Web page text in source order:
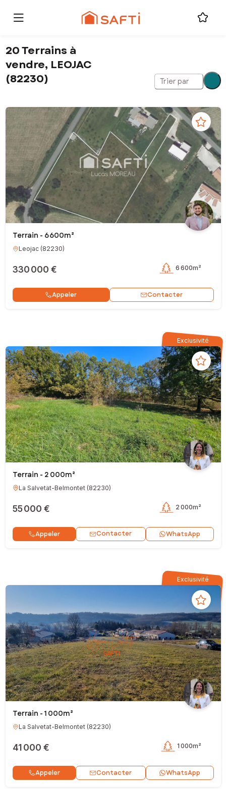
20 Terrains à
vendre, LEOJAC
(82230)
Trier par
Terrain - 6 600m²
Leojac(82230)
330 000 € 6 600m²
Appeler Contacter
Exclusivité
Terrain - 2 000m²
La Salvetat-Belmontet(82230)
55 000 € 2 000m²
Appeler Contacter WhatsApp
Exclusivité
Terrain - 1 000m²
La Salvetat-Belmontet(82230)
41 000 € 1 000m²
Appeler Contacter WhatsApp